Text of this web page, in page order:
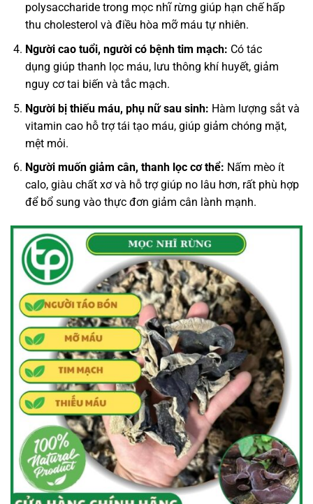
polysaccharide trong mọc nhĩ rừng giúp hạn chế hấp
thu cholesterol và điều hòa mỡ máu tự nhiên.
Người cao tuổi, người có bệnh tim mạch: Có tác
dụng giúp thanh lọc máu, lưu thông khí huyết, giảm
nguy cơ tai biến và tắc mạch.
Người bị thiếu máu, phụ nữ sau sinh: Hàm lượng sắt và
vitamin cao hỗ trợ tái tạo máu, giúp giảm chóng mặt,
mệt mỏi.
Người muốn giảm cân, thanh lọc cơ thể: Nấm mèo ít
calo, giàu chất xơ và hỗ trợ giúp no lâu hơn, rất phù hợp
để bổ sung vào thực đơn giảm cân lành mạnh.